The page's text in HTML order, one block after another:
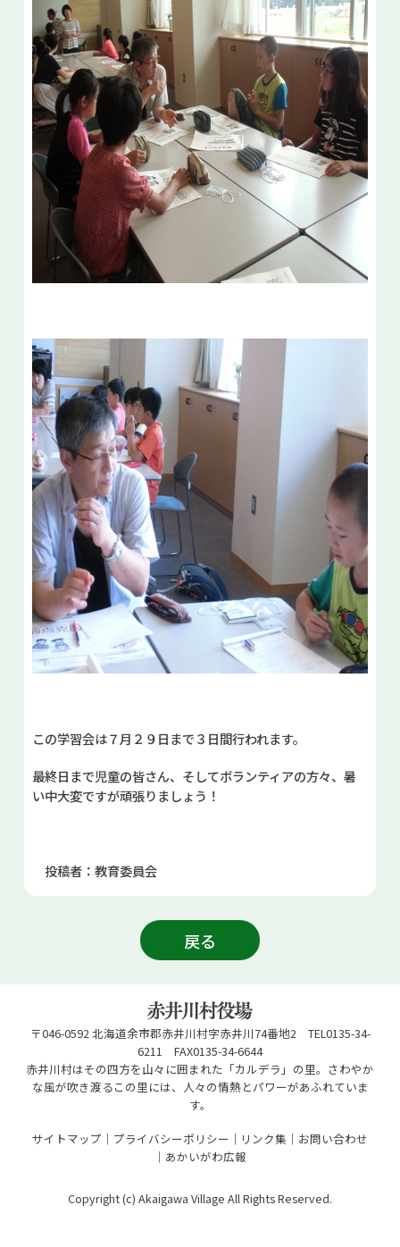
この学習会は７月２９日まで３日間行われます。
最終日まで児童の皆さん、そしてボランティアの方々、暑
い中大変ですが頑張りましょう！
投稿者：教育委員会
戻る
〒046-0592 北海道余市郡赤井川村字赤井川74番地2 TEL0135-34-
6211 FAX0135-34-6644
赤井川村はその四方を山々に囲まれた「カルデラ」の里。さわやか
な風が吹き渡るこの里には、人々の情熱とパワーがあふれていま
す。
サイトマップ
プライバシーポリシー リンク集
お問い合わせ
あかいがわ広報
Copyright (c) Akaigawa Village All Rights Reserved.